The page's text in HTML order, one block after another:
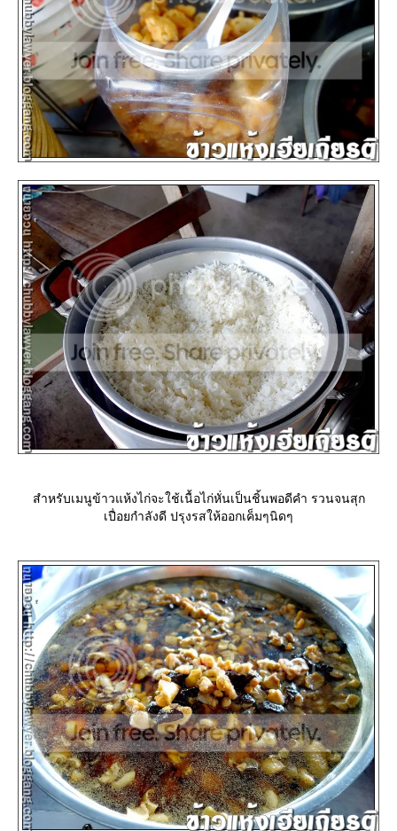
สำหรับเมนูข้าวแห้งไก่จะใช้เนื้อไก่หั่นเป็นชิ้นพอดีคำ รวนจนสุก
เปื่อยกำลังดี ปรุงรสให้ออกเค็มๆนิดๆ